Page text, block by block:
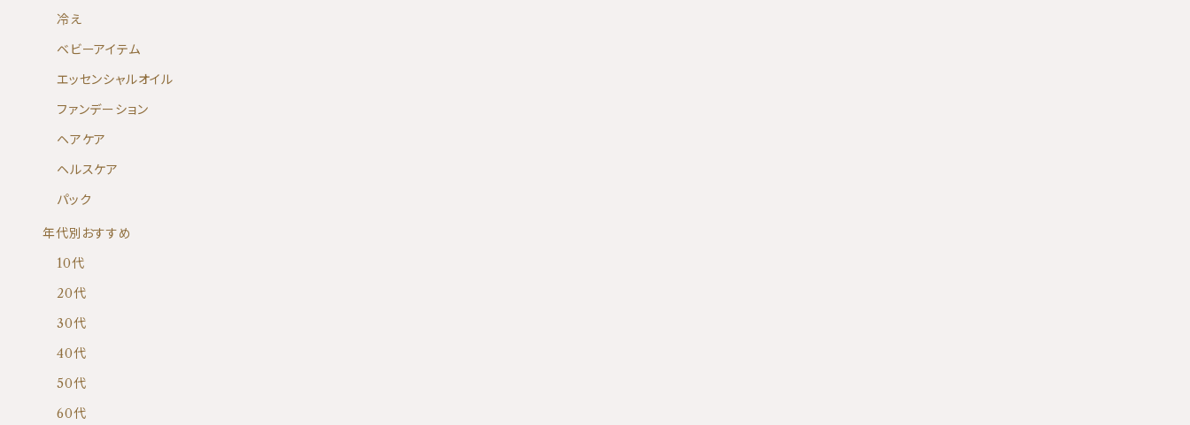
冷え
ベビーアイテム
エッセンシャルオイル
ファンデーション
ヘアケア
ヘルスケア
パック
年代別おすすめ
10代
20代
30代
40代
50代
60代